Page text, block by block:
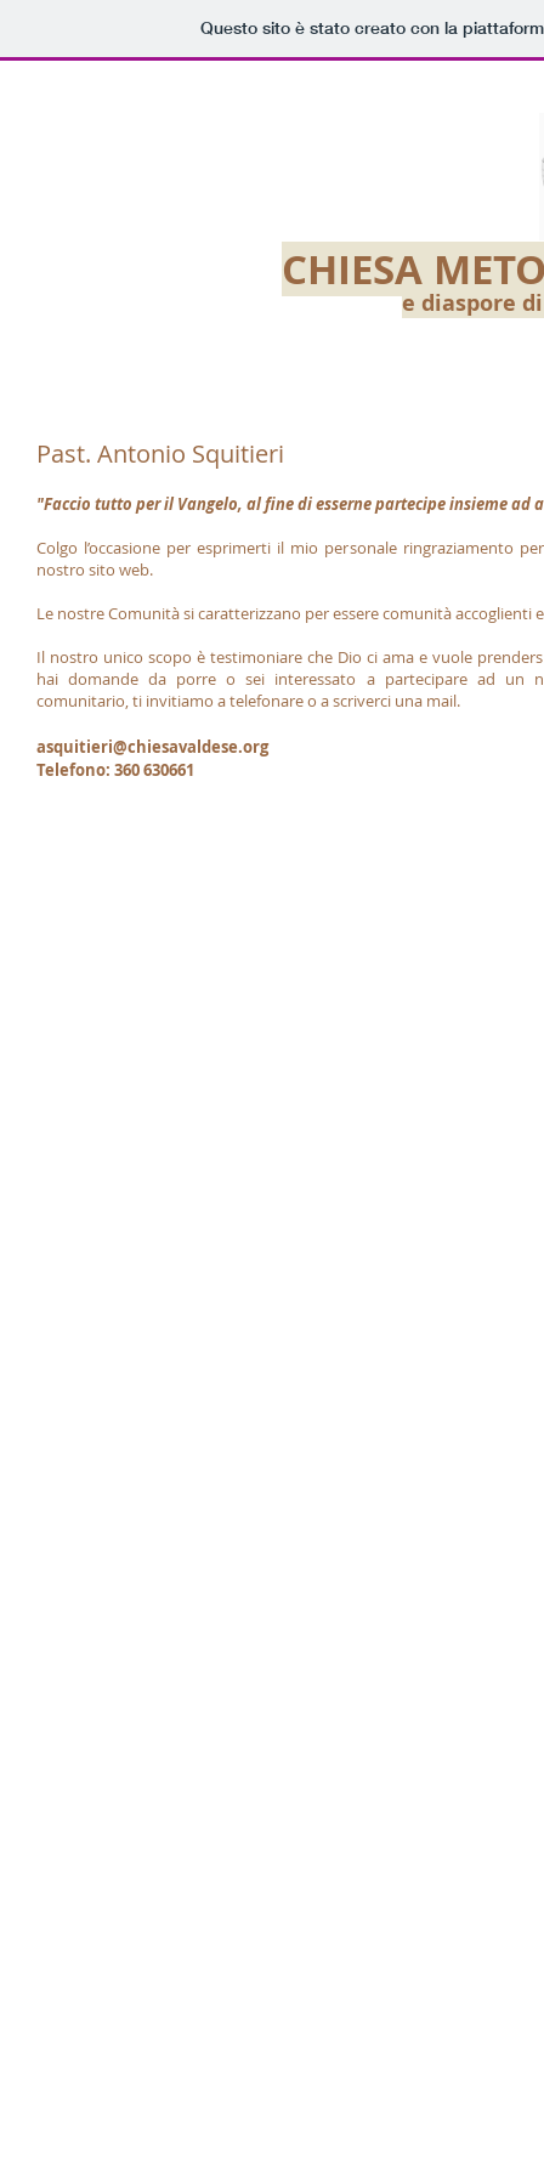
Questo sito è stato creato con la
CHIESA
e diaspore
Past. Antonio Squitieri
"Faccio tutto per il Vangelo, al fine di esserne partecipe insieme ad
Colgo l’occasione per esprimerti il mio personale ringraziamento
nostro sito web.
Le nostre Comunità si caratterizzano per essere comunità accoglienti
Il nostro unico scopo è testimoniare che Dio ci ama e vuole
hai domande da porre o sei interessato a partecipare ad un
comunitario, ti invitiamo a telefonare o a scriverci una mail.
asquitieri@chiesavaldese.org
Telefono: 360 630661